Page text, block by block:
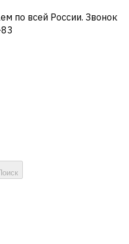
по всей России. Звонок